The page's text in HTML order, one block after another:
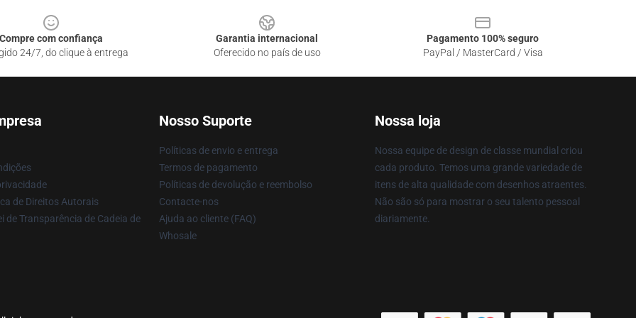
Compre com confiança
24/7, do clique à entrega
Garantia internacional
Oferecido no país de uso
Pagamento 100% seguro
PayPal / MasterCard / Visa
de Direitos Autorais
de Transparência de Cadeia de
Nosso Suporte
Políticas de envio e entrega
Termos de pagamento
Políticas de devolução e reembolso
Contacte-nos
Ajuda ao cliente (FAQ)
Whosale
Nossa loja
Nossa equipe de design de classe mundial criou
cada produto. Temos uma grande variedade de
itens de alta qualidade com desenhos atraentes.
Não são só para mostrar o seu talento pessoal
diariamente.